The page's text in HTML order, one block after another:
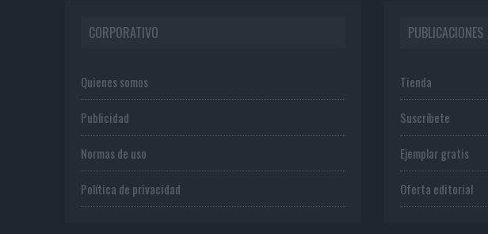
CORPORATIVO
Quienes somos
Publicidad
Normas de uso
Política de privacidad
PUBLICACIONES
Tienda
Suscríbete
Ejemplar gratis
Oferta editorial